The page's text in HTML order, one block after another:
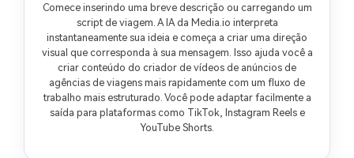
Comece inserindo uma breve descrição ou carregando um
script de viagem. A IA da Media.io interpreta
instantaneamente sua ideia e começa a criar uma direção
visual que corresponda à sua mensagem. Isso ajuda você a
criar conteúdo do criador de vídeos de anúncios de
agências de viagens mais rapidamente com um fluxo de
trabalho mais estruturado. Você pode adaptar facilmente a
saída para plataformas como TikTok, Instagram Reels e
YouTube Shorts.